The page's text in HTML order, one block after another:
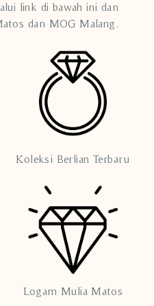
link di bawah ini dan
dan MOG Malang.
Koleksi Berlian Terbaru
Logam Mulia Matos